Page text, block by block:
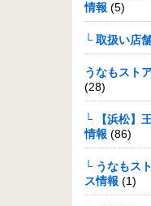
情報 (5)
└ 取扱い店
うなもスト
(28)
└ 【浜松】
情報 (86)
└ うなもス
ス情報 (1)